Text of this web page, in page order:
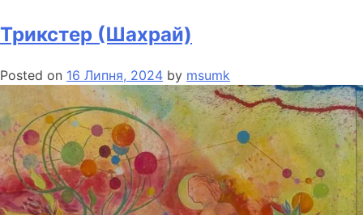
Трикстер (Шахрай)
Posted on 16 Липня, 2024 by msumk